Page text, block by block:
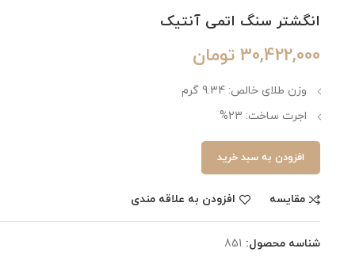
انگشتر سنگ اتمی آنتیک
30,422,000 تومان
وزن طلای خالص: 9.34 گرم
اجرت ساخت: 23%
افزودن به سبد خرید
مقایسه افزودن به علاقه مندی
شناسه محصول: 851